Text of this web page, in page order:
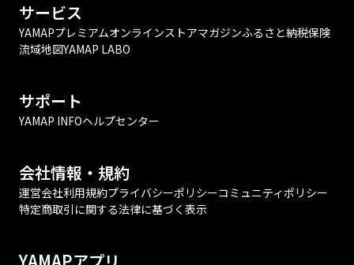
サービス
YAMAPプレミアムオンラインストアマガジンふるさと納税保険
流域地図YAMAP LABO
サポート
YAMAP INFOヘルプセンター
会社情報・規約
運営会社利用規約プライバシーポリシーコミュニティポリシー
特定商取引に関する法律に基づく表示